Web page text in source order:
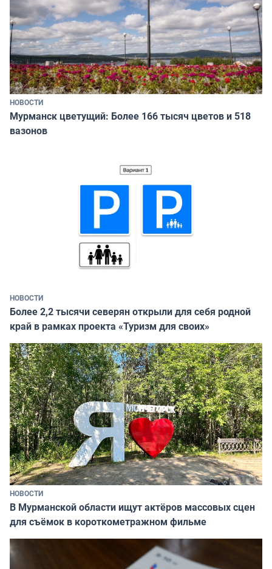
НОВОСТИ
Мурманск цветущий: Более 166 тысяч цветов и 518
вазонов
НОВОСТИ
Более 2,2 тысячи северян открыли для себя родной
край в рамках проекта «Туризм для своих»
НОВОСТИ
В Мурманской области ищут актёров массовых сцен
для съёмок в короткометражном фильме